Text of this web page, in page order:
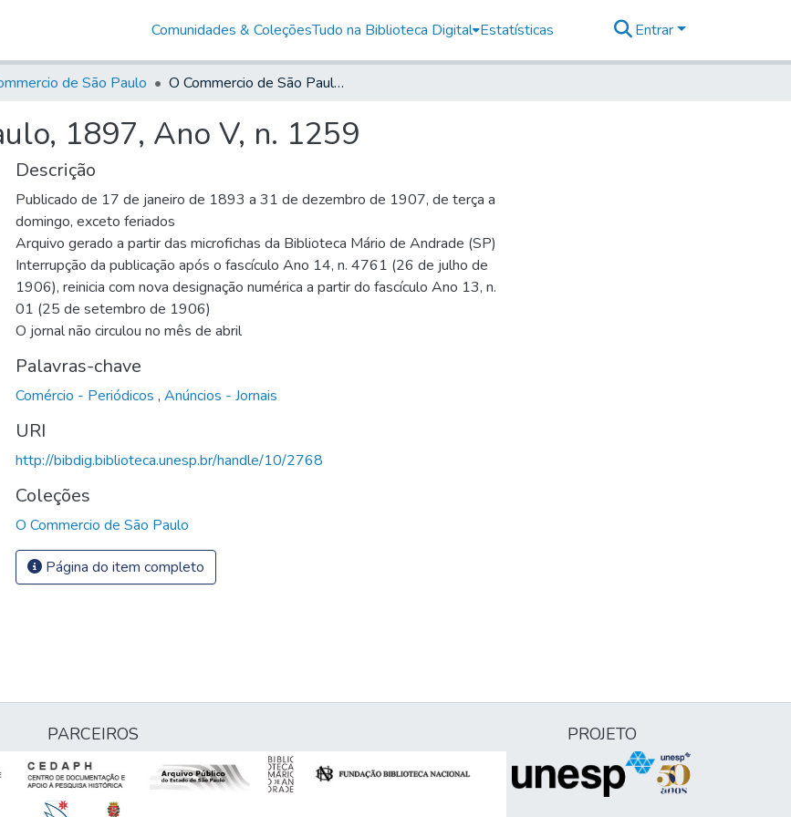
Comunidades & ColeçõesTudo na Biblioteca Digital Estatísticas Entrar
de São Paulo O Commercio de São Paulo, 1897, Ano V, n. 1259
1897, Ano V, n. 1259
Descrição
Publicado de 17 de janeiro de 1893 a 31 de dezembro de 1907, de terça a
domingo, exceto feriados
Arquivo gerado a partir das microfichas da Biblioteca Mário de Andrade (SP)
Interrupção da publicação após o fascículo Ano 14, n. 4761 (26 de julho de
1906), reinicia com nova designação numérica a partir do fascículo Ano 13, n.
01 (25 de setembro de 1906)
O jornal não circulou no mês de abril
Palavras-chave
Comércio - Periódicos , Anúncios - Jornais
URI
http://bibdig.biblioteca.unesp.br/handle/10/2768
Coleções
O Commercio de São Paulo
Página do item completo
PARCEIROS PROJETO